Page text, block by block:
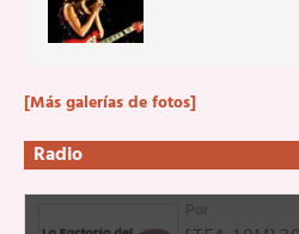
[Más galerías de fotos]
Radio